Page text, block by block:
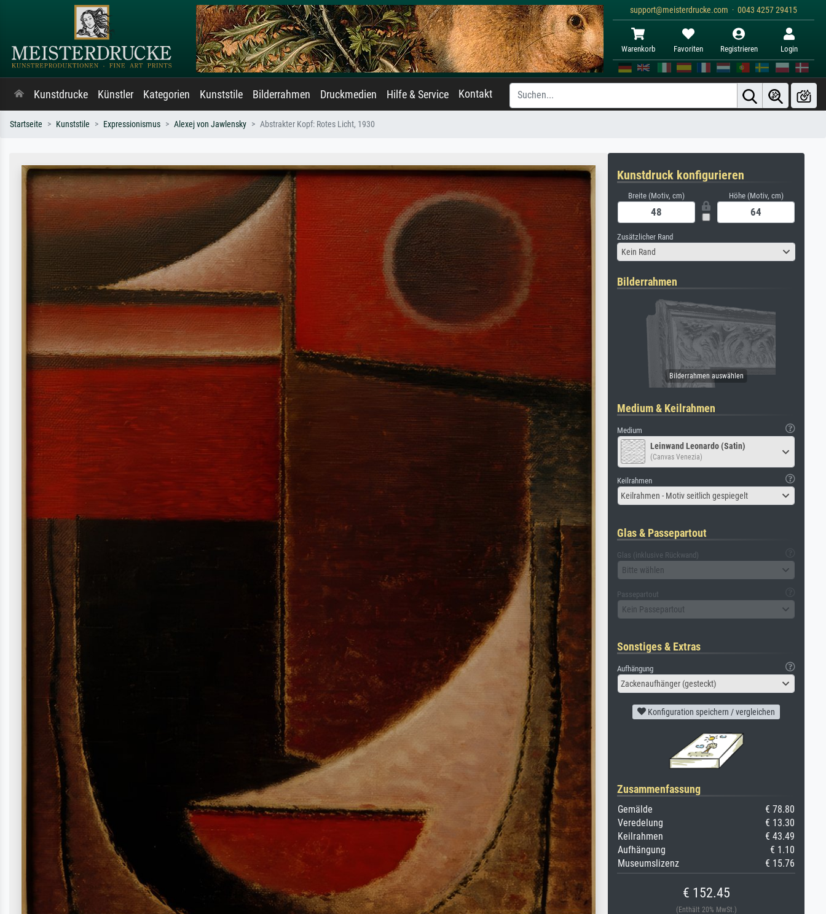
support@meisterdrucke.com · 0043 4257 29415
Warenkorb Favoriten Registrieren Login
Kunstdrucke Künstler Kategorien Kunststile Bilderrahmen Druckmedien Hilfe & Service Kontakt
Startseite Kunststile Expressionismus Alexej von Jawlensky Abstrakter Kopf: Rotes Licht, 1930
Kunstdruck konfigurieren
Breite (Motiv, cm) Höhe (Motiv, cm)
Zusätzlicher Rand
Kein Rand
Bilderrahmen
Medium & Keilrahmen
Medium
Leinwand Leonardo (Satin)
(Canvas Venezia)
Keilrahmen
Keilrahmen - Motiv seitlich gespiegelt
Glas & Passepartout
Glas (inklusive Rückwand)
Bitte wählen
Passepartout
Kein Passepartout
Sonstiges & Extras
Aufhängung
Zackenaufhänger (gesteckt)
Konfiguration speichern / vergleichen
Zusammenfassung
Gemälde
€ 78.80
Veredelung
€ 13.30
Keilrahmen
€ 43.49
Aufhängung
€ 1.10
Museumslizenz
€ 15.76
€ 152.45
(Enthält 20% MwSt.)